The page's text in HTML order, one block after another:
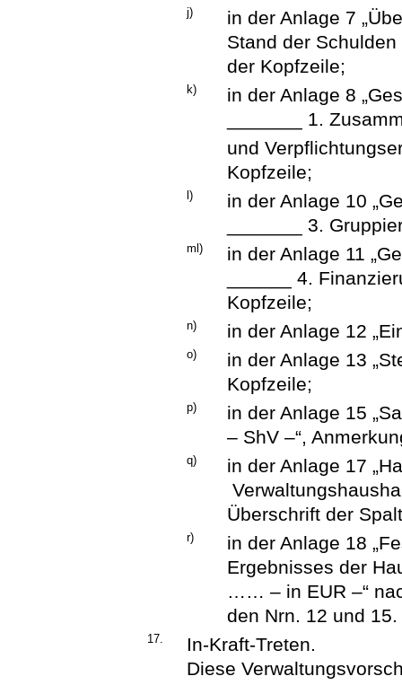
j)
in der Anlage 7
Stand der
der Kopfzeile;
k)
in der Anlage 8
_______ 1.
und
Kopfzeile;
l)
in der Anlage 10
_______ 3.
ml)
in der Anlage 11
______ 4.
Kopfzeile;
n) in der Anlage 12
o)
in der Anlage 13
Kopfzeile;
p)
in der Anlage 15
– ShV –“,
q)
in der Anlage 17
Überschrift der
r)
in der Anlage 18
Ergebnisses der
…… – in EUR –“
den Nrn. 12 und 15.
17.
In-Kraft-Treten.
Diese